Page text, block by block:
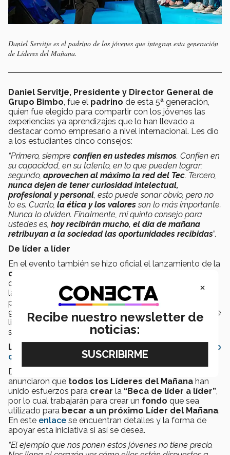
Daniel Servitje es el padrino de los jóvenes que integran esta generación
de Líderes del Mañana.
Daniel Servitje, Presidente y Director General de
Grupo Bimbo , fue el padrino de esta 5ª generación,
quien fue elegido para compartir con los jóvenes las
experiencias ya aprendizajes que lo han llevado a
destacar como empresario a nivel internacional. Les dio
a los estudiantes cinco consejos:
“Primero, siempre confíen en ustedes mismos. Confíen en
su capacidad, en su talento, en lo que pueden lograr;
segundo, aprovechen al máximo la red del Tec. Tercero,
nunca dejen de tener curiosidad intelectual,
profesional y personal , esto puede sonar obvio, pero no
lo es. Cuarto, la ética y los valoresson lo más importante.
Nunca lo olviden. Finalmente, mi quinto consejo para
ustedes es, hoy recibirán mucho, el día de mañana
retribuyan a la sociedad las oportunidades recibidas”.
De líder a líder
En el evento también se hizo oficial el lanzamiento de la
convocatoria de Líderes del Mañana 2018-2019
que estará vigente hasta el 31 de marzo de 2019 y abre
la oportunidad de que los jóvenes que cumplan con un
promedio acumulado en preparatoria igual o mayor a
90 y hayan realizado en años previos algún proyecto de
liderazgo o desarrollo comunitario, apliquen a través de
su
LEE TAMBIÉN:
Los 900 jóvenes que el Tec ha becado
con 100% para cambiar México
De igual manera, jóvenes representantes de la
anunciaron que todos los Líderes del Mañana han
unido esfuerzos para crear la “Beca de líder a líder”
por lo cual trabajarán para crear un fondo que sea
utilizado para becar a un próximo Líder del Mañana.
En este enlace se encuentran detalles y la forma de
apoyar esta iniciativa si así se desea.
“El ejemplo que nos ponen estos jóvenes no tiene precio.
×
Recibe nuestro newsletter de
noticias: